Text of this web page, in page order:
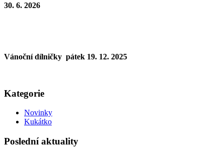
30. 6. 2026
Vánoční dílničky pátek 19. 12. 2025
Kategorie
Novinky
Kukátko
Poslední aktuality